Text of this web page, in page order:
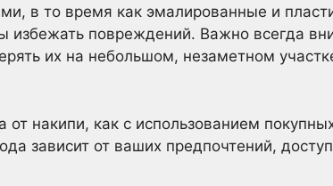
в то время как эмалированные и
избежать повреждений. Важно всегда
их на небольшом, незаметном
накипи, как с использованием
зависит от ваших предпочтений,